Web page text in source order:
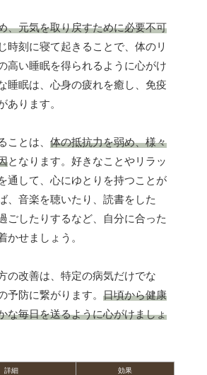
、元気を取り戻すために必要不可
時刻に寝て起きることで、体のリ
高い睡眠を得られるように心がけ
睡眠は、心身の疲れを癒し、免疫
あります。
ことは、 体の抵抗力を弱め、様々
となります。好きなことやリラッ
通して、心にゆとりを持つことが
、音楽を聴いたり、読書をした
ごしたりするなど、自分に合った
かせましょう。
の改善は、特定の病気だけでな
予防に繋がります。 日頃から健康
な毎日を送るように心がけましょ
詳細 効果